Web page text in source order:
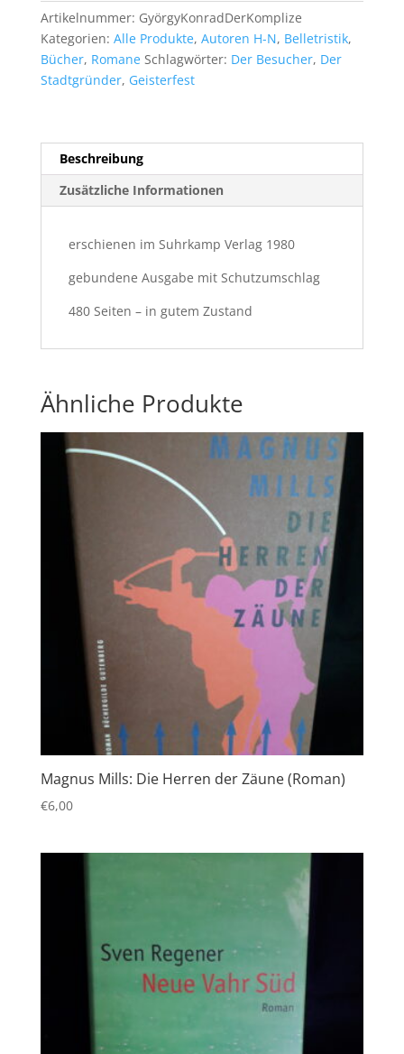
Komplize
Menge
Artikelnummer: GyörgyKonradDerKomplize
Kategorien: Alle Produkte, Autoren H-N, Belletristik,
Bücher, Romane Schlagwörter: Der Besucher, Der
Stadtgründer, Geisterfest
Beschreibung
Zusätzliche Informationen
erschienen im Suhrkamp Verlag 1980
gebundene Ausgabe mit Schutzumschlag
480 Seiten – in gutem Zustand
Ähnliche Produkte
Magnus Mills: Die Herren der Zäune (Roman)
€6,00